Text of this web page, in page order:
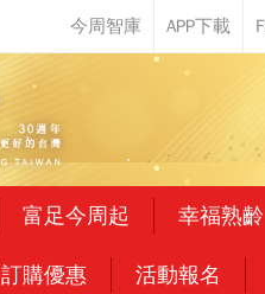
富足今周起 幸福熟齡
訂購優惠 活動報名